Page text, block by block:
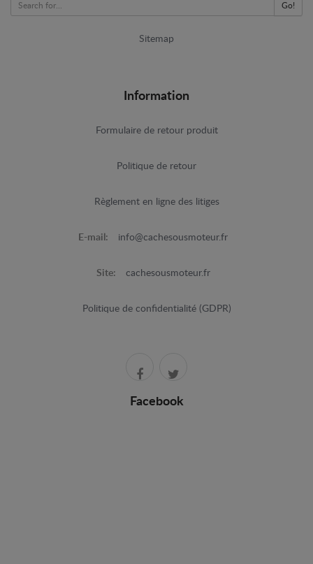
Go!
Sitemap
Information
Formulaire de retour produit
Politique de retour
Règlement en ligne des litiges
E-mail: info@cachesousmoteur.fr
Site: cachesousmoteur.fr
Politique de confidentialité (GDPR)
Facebook